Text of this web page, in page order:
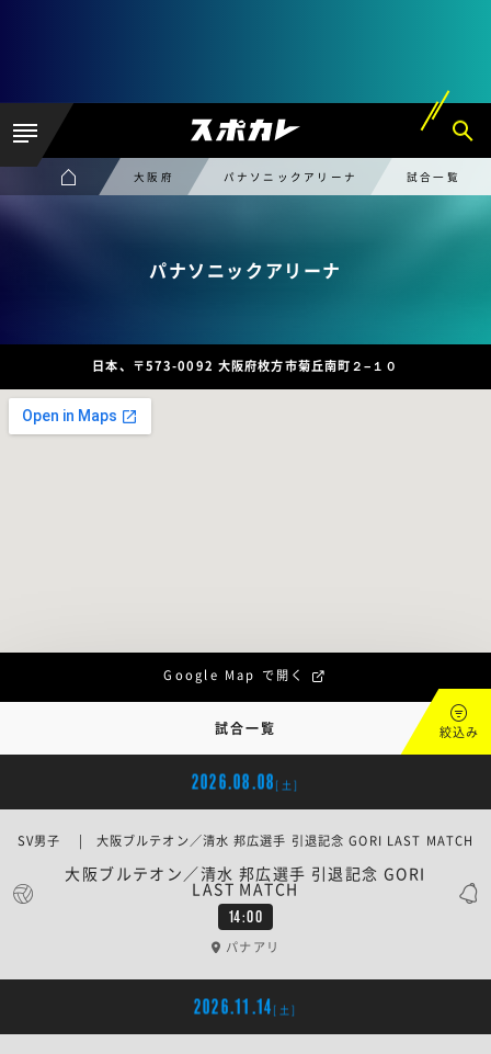
大阪府 パナソニックアリーナ 試合一覧
パナソニックアリーナ
日本、〒573-0092 大阪府枚方市菊丘南町２−１０
Google Map で開く
試合一覧 絞込み
2026.08.08 [土]
14:00
大阪ブルテオン／清水 邦広選手 引退記念 GORI
LAST MATCH
SV男子 | 大阪ブルテオン／清水 邦広選手 引退記念 GORI LAST MATCH
パナアリ
2026.11.14 [土]